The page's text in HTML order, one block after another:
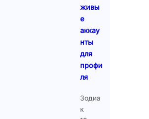
живы
е
аккау
нты
для
профи
ля
Зодиа
к